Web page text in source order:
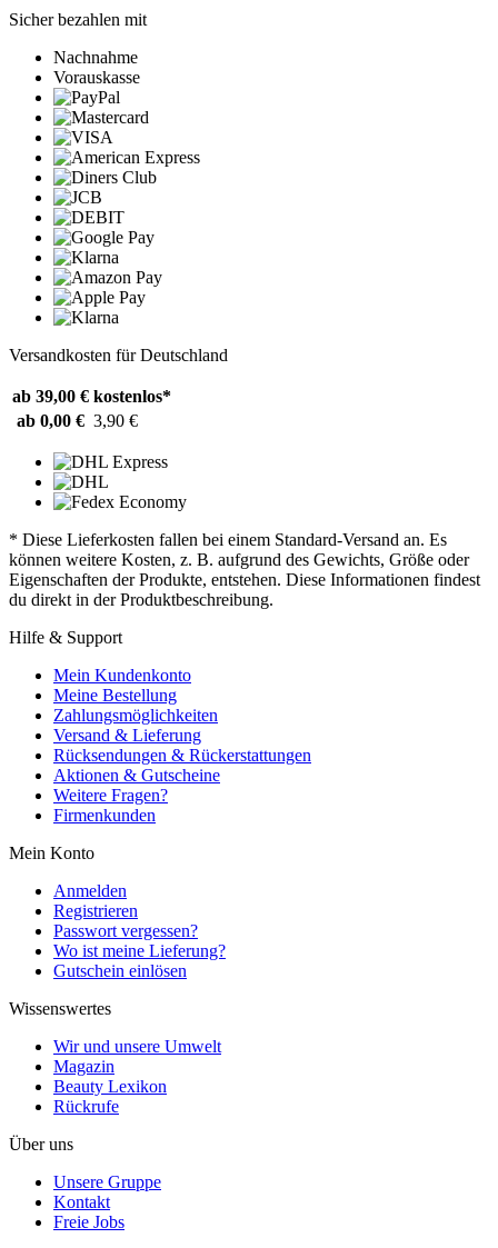
Sicher bezahlen mit
Nachnahme
Vorauskasse
Versandkosten für Deutschland
ab 39,00 € kostenlos*
ab 0,00 € 3,90 €
* Diese Lieferkosten fallen bei einem Standard-Versand an. Es
können weitere Kosten, z. B. aufgrund des Gewichts, Größe oder
Eigenschaften der Produkte, entstehen. Diese Informationen findest
du direkt in der Produktbeschreibung.
Hilfe & Support
Mein Kundenkonto
Meine Bestellung
Zahlungsmöglichkeiten
Versand & Lieferung
Rücksendungen & Rückerstattungen
Aktionen & Gutscheine
Weitere Fragen?
Firmenkunden
Mein Konto
Anmelden
Registrieren
Passwort vergessen?
Wo ist meine Lieferung?
Gutschein einlösen
Wissenswertes
Wir und unsere Umwelt
Magazin
Beauty Lexikon
Rückrufe
Über uns
Unsere Gruppe
Kontakt
Freie Jobs